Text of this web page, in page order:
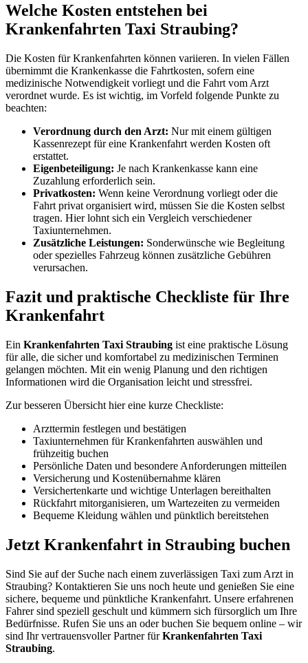
Welche Kosten entstehen bei
Krankenfahrten Taxi Straubing?
Die Kosten für Krankenfahrten können variieren. In vielen Fällen
übernimmt die Krankenkasse die Fahrtkosten, sofern eine
medizinische Notwendigkeit vorliegt und die Fahrt vom Arzt
verordnet wurde. Es ist wichtig, im Vorfeld folgende Punkte zu
beachten:
Verordnung durch den Arzt: Nur mit einem gültigen
Kassenrezept für eine Krankenfahrt werden Kosten oft
erstattet.
Eigenbeteiligung: Je nach Krankenkasse kann eine
Zuzahlung erforderlich sein.
Privatkosten: Wenn keine Verordnung vorliegt oder die
Fahrt privat organisiert wird, müssen Sie die Kosten selbst
tragen. Hier lohnt sich ein Vergleich verschiedener
Taxiunternehmen.
Zusätzliche Leistungen: Sonderwünsche wie Begleitung
oder spezielles Fahrzeug können zusätzliche Gebühren
verursachen.
Fazit und praktische Checkliste für Ihre
Krankenfahrt
Ein Krankenfahrten Taxi Straubing ist eine praktische Lösung
für alle, die sicher und komfortabel zu medizinischen Terminen
gelangen möchten. Mit ein wenig Planung und den richtigen
Informationen wird die Organisation leicht und stressfrei.
Zur besseren Übersicht hier eine kurze Checkliste:
Arzttermin festlegen und bestätigen
Taxiunternehmen für Krankenfahrten auswählen und
frühzeitig buchen
Persönliche Daten und besondere Anforderungen mitteilen
Versicherung und Kostenübernahme klären
Versichertenkarte und wichtige Unterlagen bereithalten
Rückfahrt mitorganisieren, um Wartezeiten zu vermeiden
Bequeme Kleidung wählen und pünktlich bereitstehen
Jetzt Krankenfahrt in Straubing buchen
Sind Sie auf der Suche nach einem zuverlässigen Taxi zum Arzt in
Straubing? Kontaktieren Sie uns noch heute und genießen Sie eine
sichere, bequeme und pünktliche Krankenfahrt. Unsere erfahrenen
Fahrer sind speziell geschult und kümmern sich fürsorglich um Ihre
Bedürfnisse. Rufen Sie uns an oder buchen Sie bequem online – wir
sind Ihr vertrauensvoller Partner fürKrankenfahrten Taxi
Straubing.